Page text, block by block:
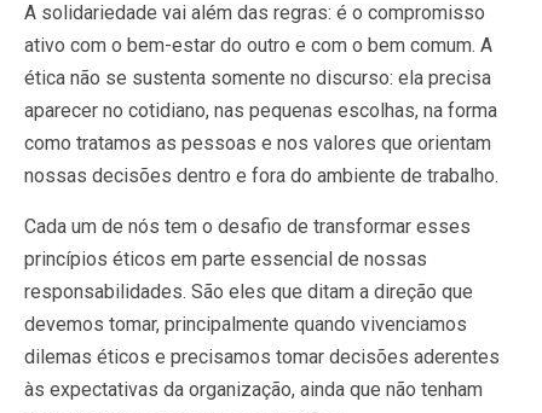
A solidariedade vai além das regras: é o compromisso
ativo com o bem-estar do outro e com o bem comum. A
ética não se sustenta somente no discurso: ela precisa
aparecer no cotidiano, nas pequenas escolhas, na forma
como tratamos as pessoas e nos valores que orientam
nossas decisões dentro e fora do ambiente de trabalho.
Cada um de nós tem o desafio de transformar esses
princípios éticos em parte essencial de nossas
responsabilidades. São eles que ditam a direção que
devemos tomar, principalmente quando vivenciamos
dilemas éticos e precisamos tomar decisões aderentes
às expectativas da organização, ainda que não tenham